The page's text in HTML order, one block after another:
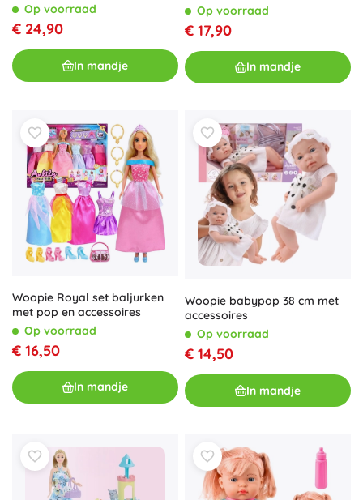
Op voorraad
€ 24,90
In mandje
Op voorraad
€ 17,90
In mandje
Woopie Royal set baljurken
met pop en accessoires
Op voorraad
€ 16,50
In mandje
Woopie babypop 38 cm met
accessoires
Op voorraad
€ 14,50
In mandje